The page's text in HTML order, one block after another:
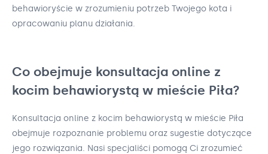
behawioryście w zrozumieniu potrzeb Twojego kota i
opracowaniu planu działania.
Co obejmuje konsultacja online z
kocim behawiorystą w mieście Piła?
Konsultacja online z kocim behawiorystą w mieście Piła
obejmuje rozpoznanie problemu oraz sugestie dotyczące
jego rozwiązania. Nasi specjaliści pomogą Ci zrozumieć